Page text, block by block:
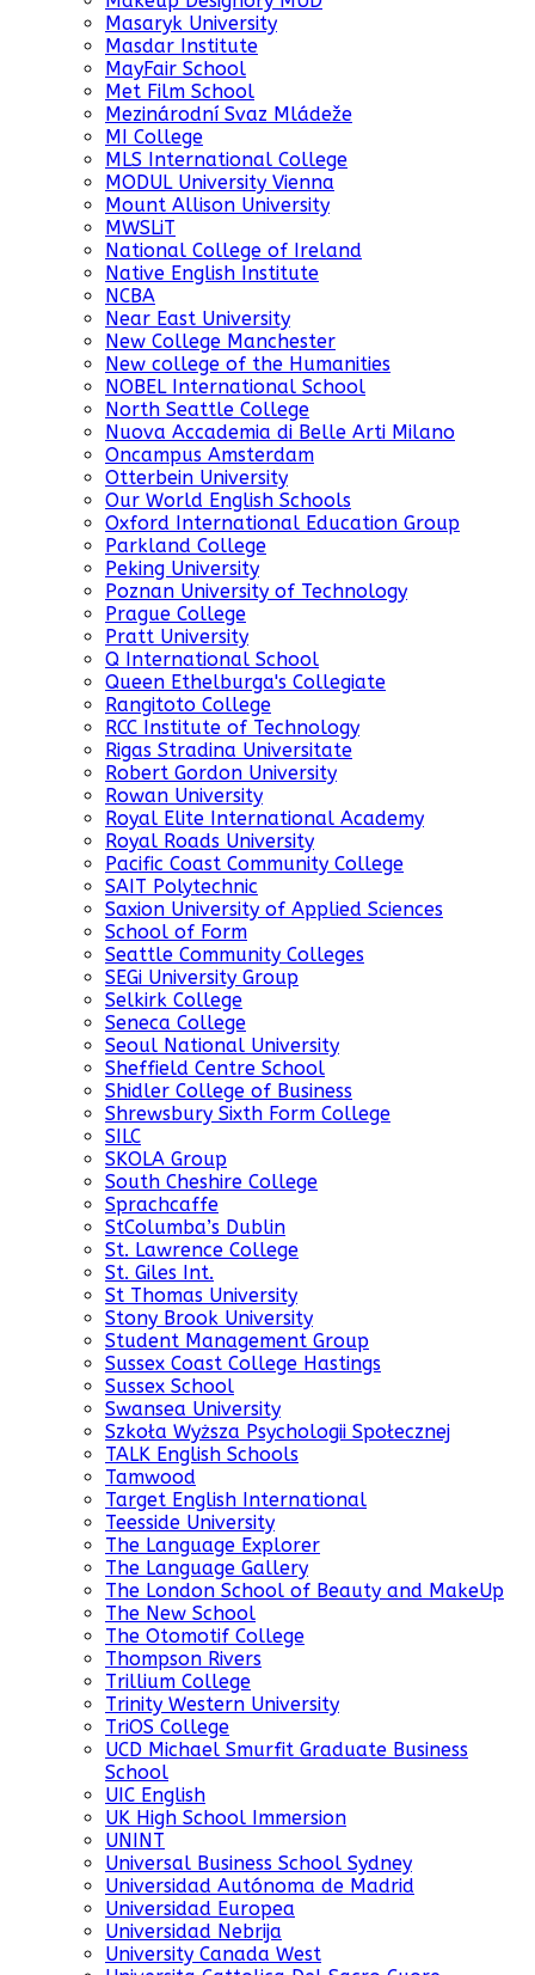
Masaryk University
Masdar Institute
MayFair School
Met Film School
Mezinárodní Svaz Mládeže
MI College
MLS International College
MODUL University Vienna
Mount Allison University
MWSLiT
National College of Ireland
Native English Institute
NCBA
Near East University
New College Manchester
New college of the Humanities
NOBEL International School
North Seattle College
Nuova Accademia di Belle Arti Milano
Oncampus Amsterdam
Otterbein University
Our World English Schools
Oxford International Education Group
Parkland College
Peking University
Poznan University of Technology
Prague College
Pratt University
Q International School
Queen Ethelburga's Collegiate
Rangitoto College
RCC Institute of Technology
Rigas Stradina Universitate
Robert Gordon University
Rowan University
Royal Elite International Academy
Royal Roads University
Pacific Coast Community College
SAIT Polytechnic
Saxion University of Applied Sciences
School of Form
Seattle Community Colleges
SEGi University Group
Selkirk College
Seneca College
Seoul National University
Sheffield Centre School
Shidler College of Business
Shrewsbury Sixth Form College
SILC
SKOLA Group
South Cheshire College
Sprachcaffe
StColumba’s Dublin
St. Lawrence College
St. Giles Int.
St Thomas University
Stony Brook University
Student Management Group
Sussex Coast College Hastings
Sussex School
Swansea University
Szkoła Wyższa Psychologii Społecznej
TALK English Schools
Tamwood
Target English International
Teesside University
The Language Explorer
The Language Gallery
The London School of Beauty and MakeUp
The New School
The Otomotif College
Thompson Rivers
Trillium College
Trinity Western University
TriOS College
UCD Michael Smurfit Graduate Business
School
UIC English
UK High School Immersion
UNINT
Universal Business School Sydney
Universidad Autónoma de Madrid
Universidad Europea
Universidad Nebrija
University Canada West